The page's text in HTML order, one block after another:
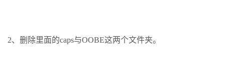
2、删除里面的caps与OOBE这两个文件夹。